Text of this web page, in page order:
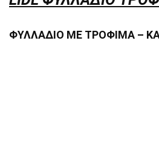
ΦΥΛΛΑΔΙΟ ΜΕ ΤΡΟΦΙΜΑ –